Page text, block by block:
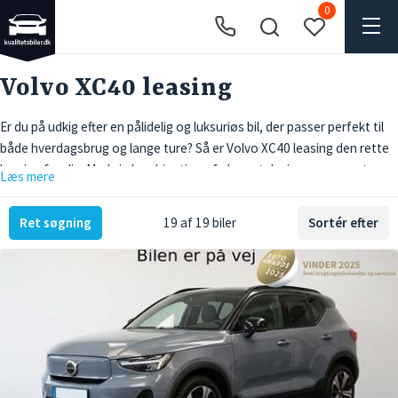
0
Volvo XC40 leasing
Er du på udkig efter en pålidelig og luksuriøs bil, der passer perfekt til
både hverdagsbrug og lange ture? Så er Volvo XC40 leasing den rette
løsning for dig. Med sin kombination af elegant design, avanceret
Volvo XC40 er kendt for sin komfort og stil, hvilket gør den ideel til
både bykørsel og længere køreture. Hos Kvalitetsbiler.dk tilbyder vi
fleksible leasingaftaler, der gør det nemt og bekvemt at lease en XC40.
Vores erfaring og dedikation til kundetilfredshed sikrer, at du får den
bedste service og de bedste betingelser, når du vælger at lease din
Volvo XC40 hos os. Vi har et bredt udvalg af brugte kvalitetsbiler og
tilbyder skræddersyede leasingaftaler, så du kan finde den perfekte
løsning, der passer til dine individuelle behov og budget.
Læs mere
Ret søgning 19 af 19 biler Sortér efter